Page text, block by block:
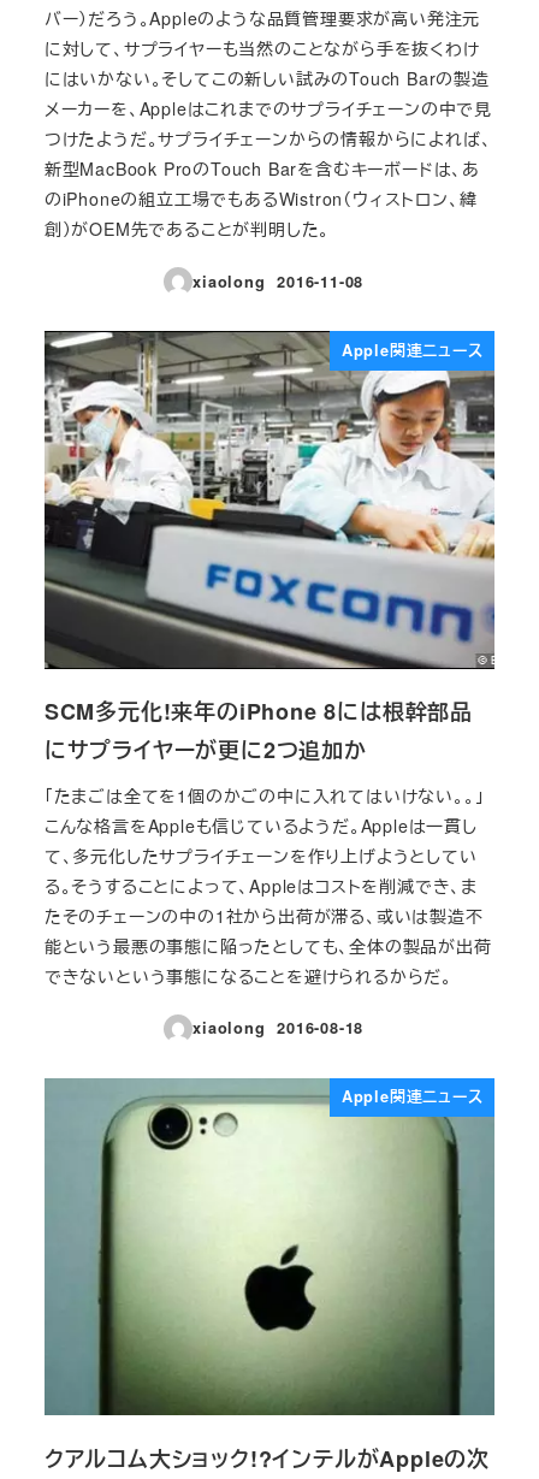
バー）だろう。Appleのような品質管理要求が高い発注元
に対して、サプライヤーも当然のことながら手を抜くわけ
にはいかない。そしてこの新しい試みのTouch Barの製造
メーカーを、Appleはこれまでのサプライチェーンの中で見
つけたようだ。サプライチェーンからの情報からによれば、
新型MacBook ProのTouch Barを含むキーボードは、あ
のiPhoneの組立工場でもあるWistron（ウィストロン、緯
創）がOEM先であることが判明した。
xiaolong
投稿日
2016-11-08
Apple関連ニュース
SCM多元化!来年のiPhone 8には根幹部品
にサプライヤーが更に2つ追加か
「たまごは全てを1個のかごの中に入れてはいけない。。」
こんな格言をAppleも信じているようだ。Appleは一貫し
て、多元化したサプライチェーンを作り上げようとしてい
る。そうすることによって、Appleはコストを削減でき、ま
たそのチェーンの中の1社から出荷が滞る、或いは製造不
能という最悪の事態に陥ったとしても、全体の製品が出荷
できないという事態になることを避けられるからだ。
xiaolong
投稿日
2016-08-18
Apple関連ニュース
クアルコム大ショック!?インテルがAppleの次